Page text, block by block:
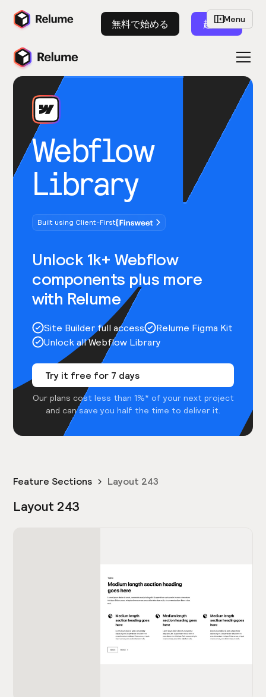
無料で始める 起動
Webflow
Library
Built using Client-First
Unlock 1k+ Webflow
components plus more
with Relume
Site Builder full access
Relume Figma Kit
Unlock all Webflow Library
Try it free for 7 days
Our plans cost less than 1%* of your next project
and can save you half the time to deliver it.
Menu
Feature Sections Layout 243
Layout 243